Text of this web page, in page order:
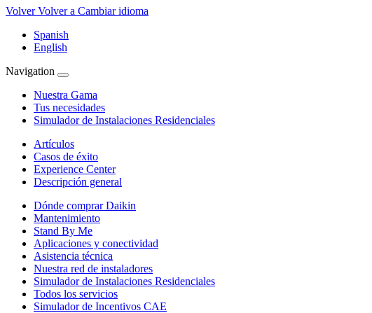
Volver Volver a Cambiar idioma
Spanish
English
Navigation
Nuestra Gama
Tus necesidades
Simulador de Instalaciones Residenciales
Artículos
Casos de éxito
Experience Center
Descripción general
Dónde comprar Daikin
Mantenimiento
Stand By Me
Aplicaciones y conectividad
Asistencia técnica
Nuestra red de instaladores
Simulador de Instalaciones Residenciales
Todos los servicios
Simulador de Incentivos CAE